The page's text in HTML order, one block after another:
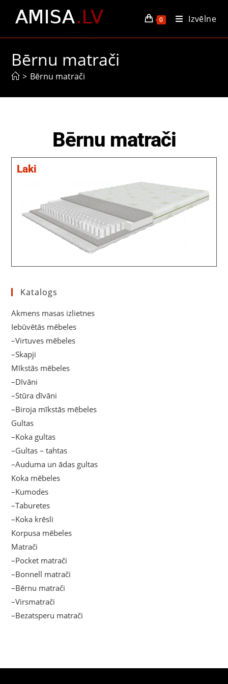
0 Izvēlne
Bērnu matrači
> Bērnu matrači
Bērnu matrači
Laki
Katalogs
Akmens masas izlietnes
Iebūvētās mēbeles
–Virtuves mēbeles
–Skapji
Mīkstās mēbeles
–Dīvāni
–Stūra dīvāni
–Biroja mīkstās mēbeles
Gultas
–Koka gultas
–Gultas – tahtas
–Auduma un ādas gultas
Koka mēbeles
–Kumodes
–Taburetes
–Koka krēsli
Korpusa mēbeles
Matrači
–Pocket matrači
–Bonnell matrači
–Bērnu matrači
–Virsmatrači
–Bezatsperu matrači